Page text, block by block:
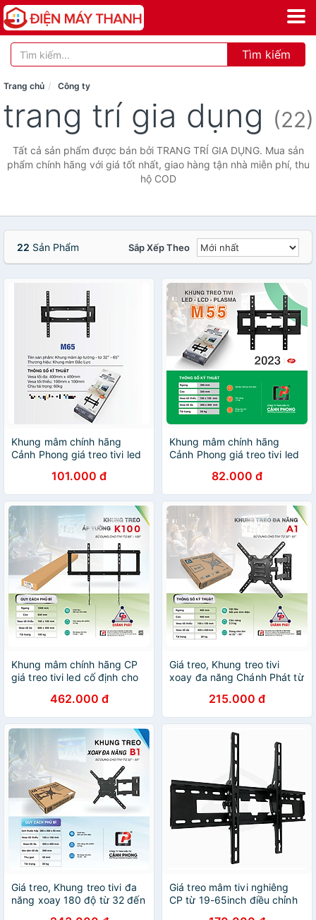
Tìm kiếm
Trang chủ Công ty
trang trí gia dụng (22)
Tất cả sản phẩm được bán bởi TRANG TRÍ GIA DỤNG. Mua sản
phẩm chính hãng với giá tốt nhất, giao hàng tận nhà miễn phí, thu
hộ COD
22 Sản Phẩm Sắp Xếp Theo
Khung mâm chính hãng
Cảnh Phong giá treo tivi led
32-65 inch kèm ốc vít M65 -
Hàng Chính Hãng
101.000 đ
Khung mâm chính hãng
Cảnh Phong giá treo tivi led
19-55 inch kèm ốc vít M55 -
Hàng Chính Hãng
82.000 đ
Khung mâm chính hãng CP
giá treo tivi led cố định cho
kèm ốc vít K100 - Hàng
Chính Hãng
462.000 đ
Giá treo, Khung treo tivi
xoay đa năng Chánh Phát từ
góc độ - A1 - Hàng Chính
Hãng
215.000 đ
Giá treo, Khung treo tivi đa
năng xoay 180 độ từ 32 đến
Giá treo mâm tivi nghiêng
CP từ 19-65inch điều chỉnh